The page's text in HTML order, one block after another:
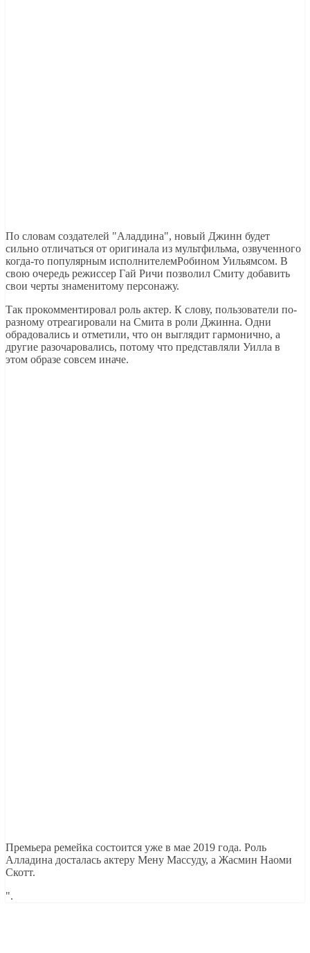
По словам создателей "Аладдина", новый Джинн будет
сильно отличаться от оригинала из мультфильма, озвученного
когда-то популярным исполнителемРобином Уильямсом. В
свою очередь режиссер Гай Ричи позволил Смиту добавить
свои черты знаменитому персонажу.
Так прокомментировал роль актер. К слову, пользователи по-
разному отреагировали на Смита в роли Джинна. Одни
обрадовались и отметили, что он выглядит гармонично, а
другие разочаровались, потому что представляли Уилла в
этом образе совсем иначе.
Премьера ремейка состоится уже в мае 2019 года. Роль
Алладина досталась актеру Мену Массуду, а Жасмин Наоми
Скотт.
".